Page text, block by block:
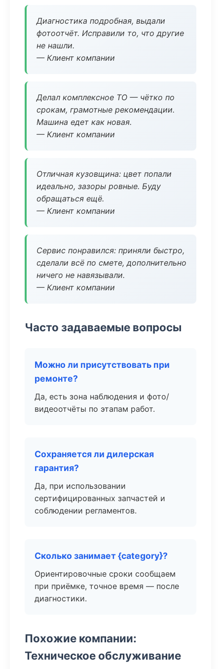
Диагностика подробная, выдали
фотоотчёт. Исправили то, что другие
не нашли.
— Клиент компании
Делал комплексное ТО — чётко по
срокам, грамотные рекомендации.
Машина едет как новая.
— Клиент компании
Отличная кузовщина: цвет попали
идеально, зазоры ровные. Буду
обращаться ещё.
— Клиент компании
Сервис понравился: приняли быстро,
сделали всё по смете, дополнительно
ничего не навязывали.
— Клиент компании
Часто задаваемые вопросы
Можно ли присутствовать при
ремонте?
Да, есть зона наблюдения и фото/
видеоотчёты по этапам работ.
Сохраняется ли дилерская
гарантия?
Да, при использовании
сертифицированных запчастей и
соблюдении регламентов.
Сколько занимает {category}?
Ориентировочные сроки сообщаем
при приёмке, точное время — после
диагностики.
Похожие компании:
Техническое обслуживание